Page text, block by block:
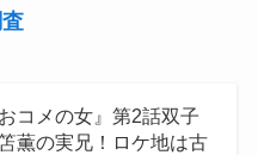
コメの女』第2話双子
薫の実兄！ロケ地は古